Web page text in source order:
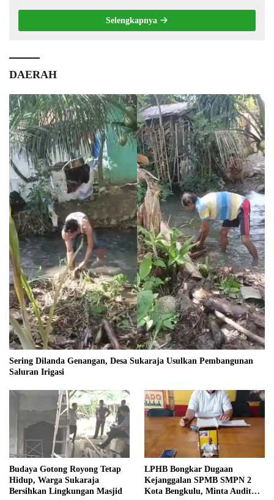
Selengkapnya
DAERAH
Sering Dilanda Genangan, Desa Sukaraja Usulkan Pembangunan
Saluran Irigasi
Budaya Gotong Royong Tetap
Hidup, Warga Sukaraja
Bersihkan Lingkungan Masjid
LPHB Bongkar Dugaan
Kejanggalan SPMB SMPN 2
Kota Bengkulu, Minta Audit